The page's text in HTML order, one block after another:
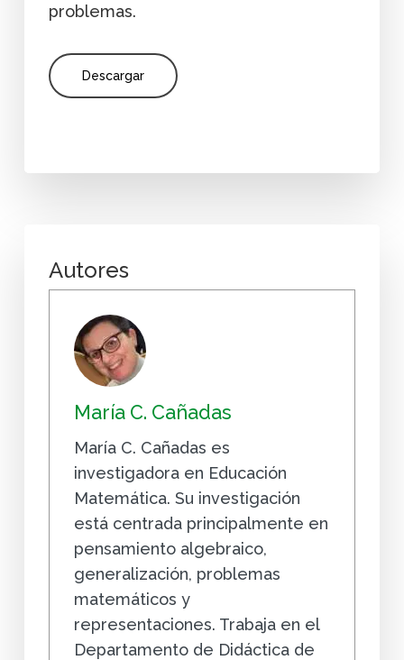
problemas.
Descargar
Autores
María C. Cañadas
María C. Cañadas es
investigadora en Educación
Matemática. Su investigación
está centrada principalmente en
pensamiento algebraico,
generalización, problemas
matemáticos y
representaciones. Trabaja en el
Departamento de Didáctica de